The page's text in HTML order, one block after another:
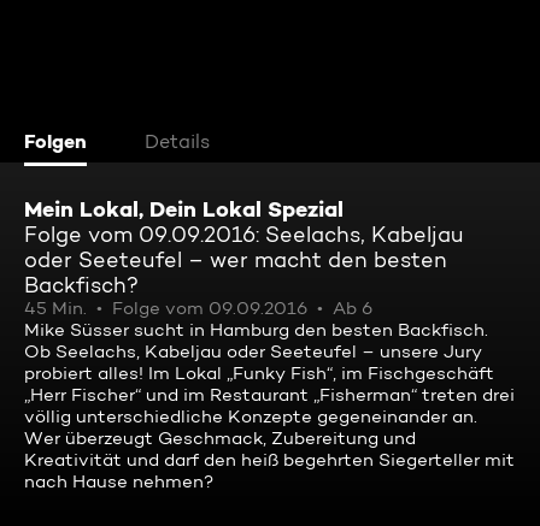
Folgen Details
Mein Lokal, Dein Lokal Spezial
Folge vom 09.09.2016: Seelachs, Kabeljau
oder Seeteufel – wer macht den besten
Backfisch?
45 Min. Folge vom 09.09.2016
Ab 6
Mike Süsser sucht in Hamburg den besten Backfisch.
Ob Seelachs, Kabeljau oder Seeteufel – unsere Jury
probiert alles! Im Lokal „Funky Fish“, im Fischgeschäft
„Herr Fischer“ und im Restaurant „Fisherman“ treten drei
völlig unterschiedliche Konzepte gegeneinander an.
Wer überzeugt Geschmack, Zubereitung und
Kreativität und darf den heiß begehrten Siegerteller mit
nach Hause nehmen?